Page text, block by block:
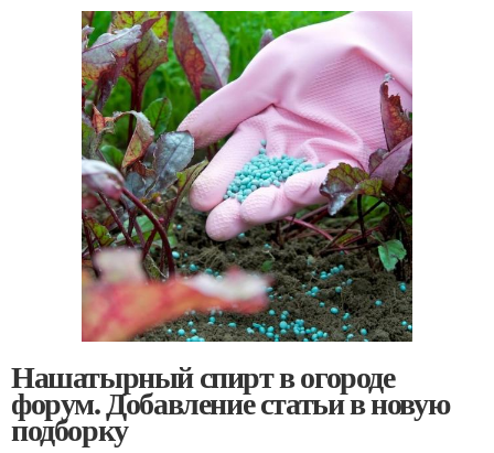
Нашатырный спирт в огороде
форум. Добавление статьи в новую
подборку